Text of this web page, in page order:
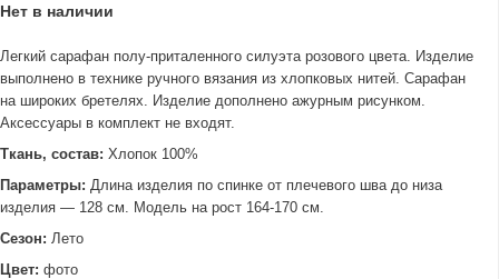
Нет в наличии
Легкий сарафан полу-приталенного силуэта розового цвета. Изделие
выполнено в технике ручного вязания из хлопковых нитей. Сарафан
на широких бретелях. Изделие дополнено ажурным рисунком.
Аксессуары в комплект не входят.
Ткань, состав: Хлопок 100%
Параметры: Длина изделия по спинке от плечевого шва до низа
изделия — 128 см. Модель на рост 164-170 см.
Сезон: Лето
Цвет: фото